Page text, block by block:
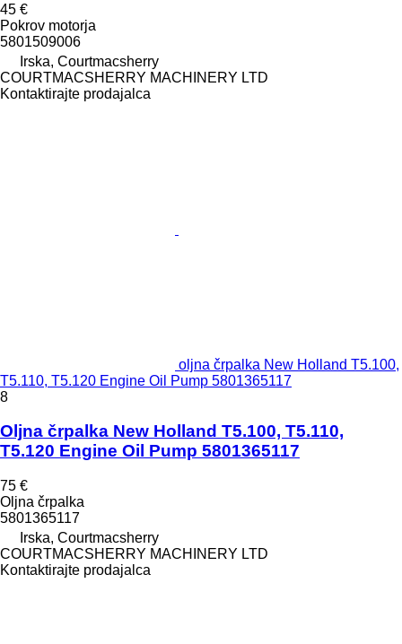
45 €
Pokrov motorja
5801509006
Irska, Courtmacsherry
COURTMACSHERRY MACHINERY LTD
Kontaktirajte prodajalca
oljna črpalka New Holland T5.100,
T5.110, T5.120 Engine Oil Pump 5801365117
8
Oljna črpalka New Holland T5.100, T5.110,
T5.120 Engine Oil Pump 5801365117
75 €
Oljna črpalka
5801365117
Irska, Courtmacsherry
COURTMACSHERRY MACHINERY LTD
Kontaktirajte prodajalca